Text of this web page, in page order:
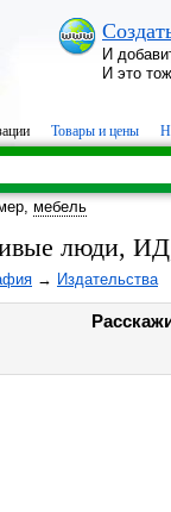
И
И это
Товары и цены
мебель
люди,
→ Издательства